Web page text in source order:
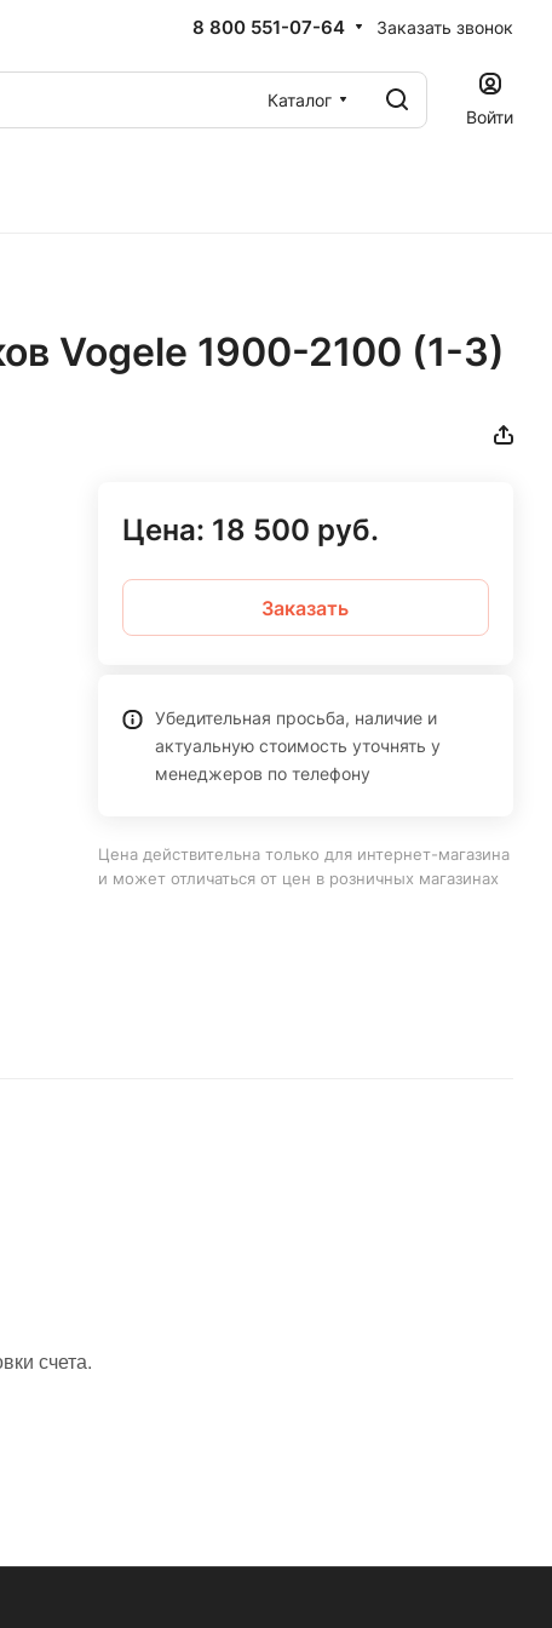
8 800 551-07-64 Заказать звонок
Каталог
Войти
Vogele 1900-2100 (1-3)
Цена: 18 500 руб.
Заказать
Убедительная просьба, наличие и
актуальную стоимость уточнять у
менеджеров по телефону
Цена действительна только для интернет-магазина
и может отличаться от цен в розничных магазинах
счета.